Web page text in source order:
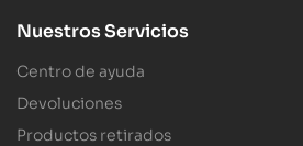
Nuestros Servicios
Centro de ayuda
Devoluciones
Productos retirados